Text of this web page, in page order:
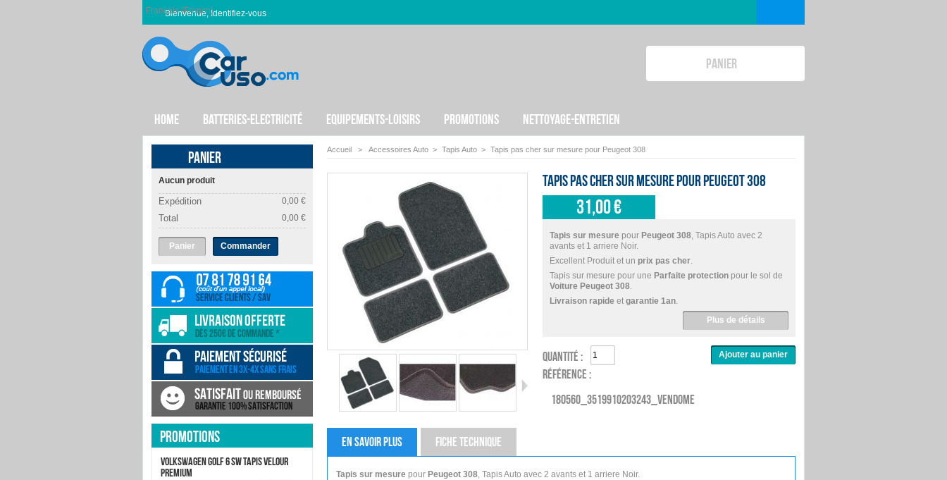
Bienvenue, Identifiez-vous
Français (French)
PANIER
HOME BATTERIES-ELECTRICITÉ EQUIPEMENTS-LOISIRS PROMOTIONS NETTOYAGE-ENTRETIEN
Accueil > Accessoires Auto > Tapis Auto > Tapis pas cher sur mesure pour Peugeot 308
Tapis pas cher sur mesure pour Peugeot 308
31,00 €
Tapis sur mesure pour Peugeot 308, Tapis Auto avec 2
avants et 1 arriere Noir.
Excellent Produit et un prix pas cher.
Tapis sur mesure pour une Parfaite protectionpour le sol de
Voiture Peugeot 308.
Livraison rapide et garantie 1an.
Plus de détails
QUANTITÉ :
RÉFÉRENCE :
180560_3519910203243_VENDOME
EN SAVOIR PLUS FICHE TECHNIQUE
Tapis sur mesurepourPeugeot 308, Tapis Auto avec 2 avants et 1 arriere Noir.
PANIER
Aucun produit
0,00 €
Expédition
0,00 €
Total
Panier Commander
PROMOTIONS
VOLKSWAGEN GOLF 6 SW TAPIS VELOUR
PREMIUM